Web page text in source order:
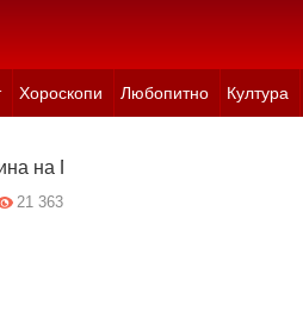
Хороскопи Любопитно Култура
на Путин (ВИДЕО)
21 363